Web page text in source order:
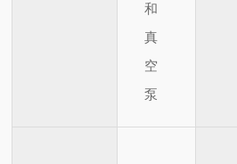
和
真
空
泵